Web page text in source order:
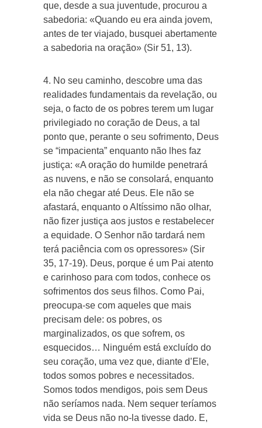
que, desde a sua juventude, procurou a
sabedoria: «Quando eu era ainda jovem,
antes de ter viajado, busquei abertamente
a sabedoria na oração» (Sir 51, 13).
4. No seu caminho, descobre uma das
realidades fundamentais da revelação, ou
seja, o facto de os pobres terem um lugar
privilegiado no coração de Deus, a tal
ponto que, perante o seu sofrimento, Deus
se “impacienta” enquanto não lhes faz
justiça: «A oração do humilde penetrará
as nuvens, e não se consolará, enquanto
ela não chegar até Deus. Ele não se
afastará, enquanto o Altíssimo não olhar,
não fizer justiça aos justos e restabelecer
a equidade. O Senhor não tardará nem
terá paciência com os opressores» (Sir
35, 17-19). Deus, porque é um Pai atento
e carinhoso para com todos, conhece os
sofrimentos dos seus filhos. Como Pai,
preocupa-se com aqueles que mais
precisam dele: os pobres, os
marginalizados, os que sofrem, os
esquecidos… Ninguém está excluído do
seu coração, uma vez que, diante d’Ele,
todos somos pobres e necessitados.
Somos todos mendigos, pois sem Deus
não seríamos nada. Nem sequer teríamos
vida se Deus não no-la tivesse dado. E,